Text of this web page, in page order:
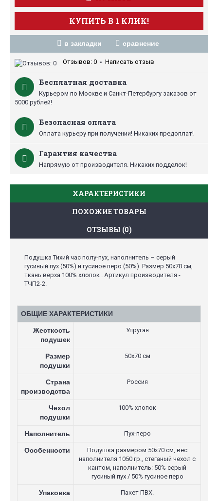
КУПИТЬ В 1 КЛИК!
в закладки сравнение
Отзывов: 0 • Написать отзыв
Бесплатная доставка
Курьером по Москве и Санкт-Петербургу заказов от
5000 рублей!
Безопасная оплата
Оплата курьеру при получении! Никаких предоплат!
Гарантия качества
Напрямую от производителя. Никаких подделок!
ХАРАКТЕРИСТИКИ
ПОХОЖИЕ ТОВАРЫ
ОТЗЫВЫ (0)
Подушка Тихий час полу-пух, наполнитель – серый
гусиный пух (50%) и гусиное перо (50%). Размер 50х70 см,
ткань верха 100% хлопок . Артикул производителя -
ТЧП2-2.
ОБЩИЕ ХАРАКТЕРИСТИКИ
Жесткость
подушек
Упругая
Размер
подушки
50х70 см
Страна
производства
Россия
Чехол
подушки
100% хлопок
Наполнитель Пух-перо
Особенности
Подушка размером 50х70 см, вес
наполнителя 1050 гр., стеганый чехол с
кантом, наполнитель: 50% серый
гусиный пух / 50% гусиное перо
Упаковка Пакет ПВХ.